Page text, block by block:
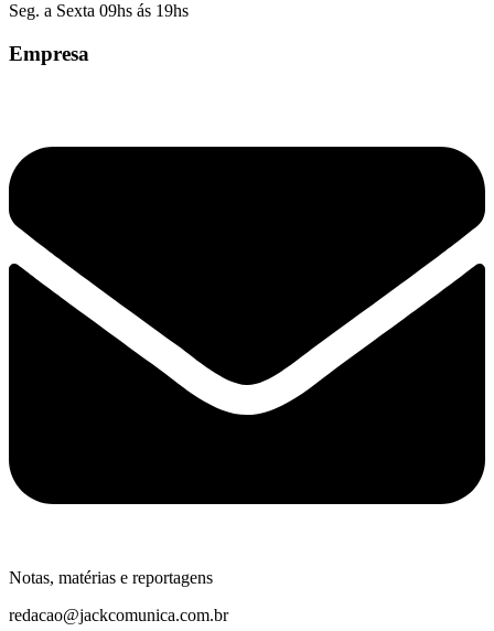
Seg. a Sexta 09hs ás 19hs
Empresa
Notas, matérias e reportagens
redacao@jackcomunica.com.br